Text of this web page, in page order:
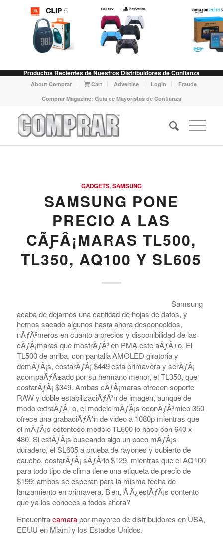
Productos Recientes de Nuestros Distribuidores de Confianza
About Comprar Cart Advertise Login
Fraude
Comprar Magazine: Guia de Mayoristas de Confianza
GADGETS,SAMSUNG
SAMSUNG PONE
PRECIO A LAS
CÃƑÂ¡MARAS TL500,
TL350, AQ100 Y SL605
Samsung
acaba de dejarnos una cantidad de hojas de datos, y
hemos sacado algunos hasta ahora desconocidos,
nÃƒÂºmeros en cuanto a precios y disponibilidad de las
cÃƒÂ¡maras que mostrÃƒÂ³ en PMA este aÃƒÂ±o. El
TL500 de arriba, con pantalla AMOLED giratoria y
demÃƒÂ¡s, costarÃƒÂ¡ $449 esta primavera y serÃƒÂ¡
acompaÃƒÂ±ado por su hermano menor, el TL350, que
costarÃƒÂ¡ $349. Ambas cÃƒÂ¡maras ofrecen soporte
RAW y doble estabilizaciÃƒÂ³n de imagen, aunque de
modo extraÃƒÂ±o, el modelo mÃƒÂ¡s econÃƒÂ³mico 350
ofrece una grabaciÃƒÂ³n de video a 1080p mientras que
el mÃƒÂ¡s ostentoso modelo TL500 lo hace con 640 x
480. Si estÃƒÂ¡s buscando algo un poco mÃƒÂ¡s
duradero, el SL605 a prueba de rayones y cubierto de
caucho, costarÃƒÂ¡ sÃƒÂ³lo $129, mientras que el AQ100
para todo tipo de clima tiene una etiqueta de precio de
$199; ambos se esperan para la misma fecha de
lanzamiento en primavera. Bien, Ã‚Â¿estÃƒÂ¡s contento
que ya los conoces a todos ahora?
Encuentracamarapor mayoreo de distribuidores en USA,
EEUU en Miami y los Estados Unidos.